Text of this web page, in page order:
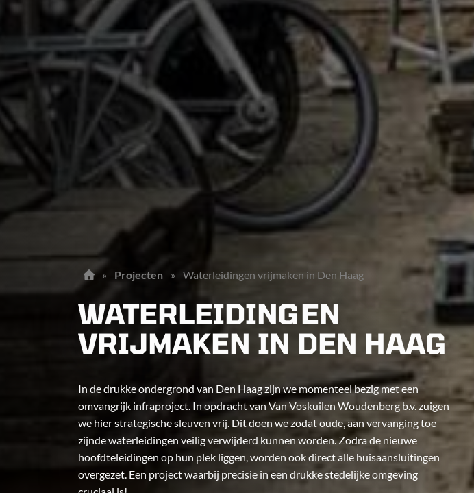
» Projecten » Waterleidingen vrijmaken in Den Haag
WATERLEIDINGEN
VRIJMAKEN IN DEN HAAG
In de drukke ondergrond van Den Haag zijn we momenteel bezig met een
omvangrijk infraproject. In opdracht van Van Voskuilen Woudenberg b.v. zuigen
we hier strategische sleuven vrij. Dit doen we zodat oude, aan vervanging toe
zijnde waterleidingen veilig verwijderd kunnen worden. Zodra de nieuwe
hoofdteleidingen op hun plek liggen, worden ook direct alle huisaansluitingen
overgezet. Een project waarbij precisie in een drukke stedelijke omgeving